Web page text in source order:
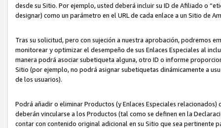
desde su Sitio. Por ejemplo, usted deberá incluir su ID de Afiliado o
designar) como un parámetro en el URL de cada enlace a un Sitio de
Tras su solicitud, pero con sujeción a nuestra aprobación, podremos
monitorear y optimizar el desempeño de sus Enlaces Especiales al
manera podrá asociar subetiqueta alguna, otro ID o informe
Sitio (por ejemplo, no podrá asignar subetiquetas dinámicamente a
de los usuarios).
Podrá añadir o eliminar Productos (y Enlaces Especiales
deberán vincularse a los Productos (tal como se definen en la
contar con contenido original adicional en su Sitio que sea pertinente